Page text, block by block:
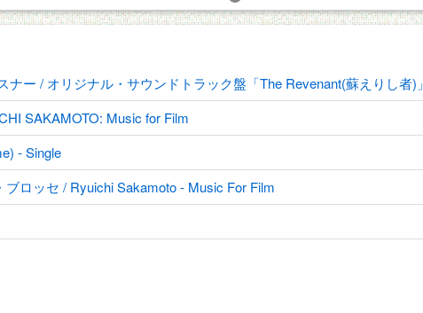
ー / オリジナル・サウンドトラック盤「The Revenant(蘇えりし者)」
SAKAMOTO: Music for Film
- Single
ロッセ / Ryuichi Sakamoto - Music For Film